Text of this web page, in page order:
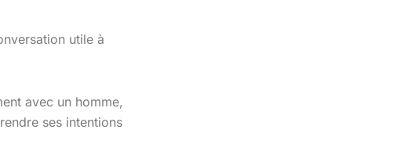
utile à
avec un homme,
ses intentions